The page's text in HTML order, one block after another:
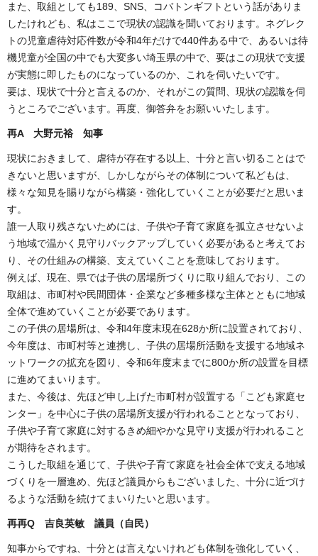
また、取組としても189、SNS、コバトンギフトという話がありま
したけれども、私はここで現状の認識を聞いております。ネグレク
トの児童虐待対応件数が令和4年だけで440件ある中で、あるいは待
機児童が全国の中でも大変多い埼玉県の中で、要はこの現状で支援
が実態に即したものになっているのか、これを伺いたいです。
要は、現状で十分と言えるのか、それがこの質問、現状の認識を伺
うところでございます。再度、御答弁をお願いいたします。
再A 大野元裕 知事
現状におきまして、虐待が存在する以上、十分と言い切ることはで
きないと思いますが、しかしながらその体制について私どもは、
様々な知見を賜りながら構築・強化していくことが必要だと思いま
す。
誰一人取り残さないためには、子供や子育て家庭を孤立させないよ
う地域で温かく見守りバックアップしていく必要があると考えてお
り、その仕組みの構築、支えていくことを意味しております。
例えば、現在、県では子供の居場所づくりに取り組んでおり、この
取組は、市町村や民間団体・企業など多種多様な主体とともに地域
全体で進めていくことが必要であります。
この子供の居場所は、令和4年度末現在628か所に設置されており、
今年度は、市町村等と連携し、子供の居場所活動を支援する地域ネ
ットワークの拡充を図り、令和6年度末までに800か所の設置を目標
に進めてまいります。
また、今後は、先ほど申し上げた市町村が設置する「こども家庭セ
ンター」を中心に子供の居場所支援が行われることとなっており、
子供や子育て家庭に対するきめ細やかな見守り支援が行われること
が期待をされます。
こうした取組を通じて、子供や子育て家庭を社会全体で支える地域
づくりを一層進め、先ほど議員からもございました、十分に近づけ
るような活動を続けてまいりたいと思います。
再再Q 吉良英敏 議員（自民）
知事からですね、十分とは言えないけれども体制を強化していく、